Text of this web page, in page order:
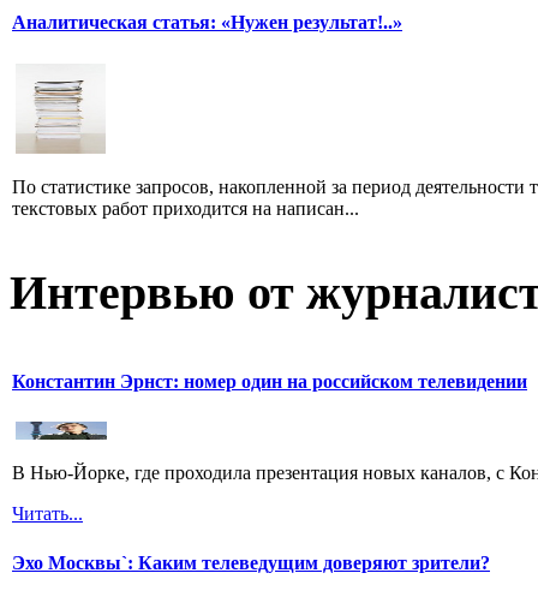
Аналитическая статья: «Нужен результат!..»
По статистике запросов, накопленной за период
текстовых работ приходится на написан...
Интервью от
Константин Эрнст: номер один на российском телевидении
В Нью-Йорке, где проходила презентация новых каналов, с
Читать...
Эхо Москвы`: Каким телеведущим доверяют зрители?